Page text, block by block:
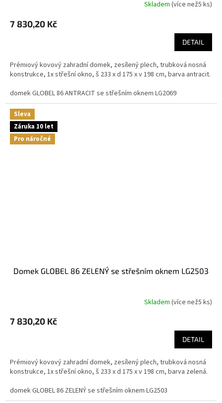
Skladem (více než5 ks)
7 830,20 Kč
DETAIL
Prémiový kovový zahradní domek, zesílený plech, trubková nosná
konstrukce, 1x střešní okno, š 233 x d 175 x v 198 cm, barva antracit.
domek GLOBEL 86 ANTRACIT se střešním oknem LG2069
Sleva
Záruka 10 let
Pro náročné
domek GLOBEL 86 ZELENÝ se střešním oknem LG2503
Skladem (více než5 ks)
7 830,20 Kč
DETAIL
Prémiový kovový zahradní domek, zesílený plech, trubková nosná
konstrukce, 1x střešní okno, š 233 x d 175 x v 198 cm, barva zelená.
domek GLOBEL 86 ZELENÝ se střešním oknem LG2503